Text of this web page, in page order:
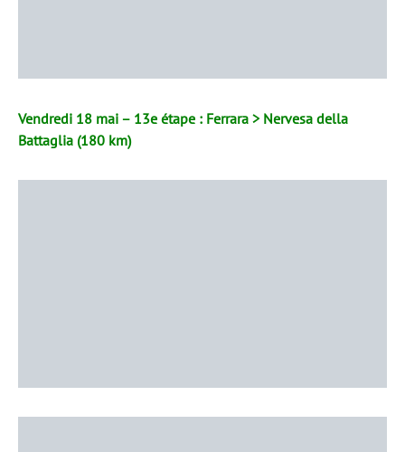
Vendredi 18 mai – 13e étape : Ferrara > Nervesa della
Battaglia (180 km)